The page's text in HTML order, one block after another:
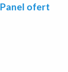
Panel ofert